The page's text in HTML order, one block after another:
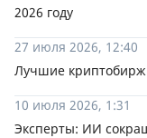
2026 году
27 июля 2026, 12:40
Лучшие
10 июля 2026, 1:31
Эксперты: ИИ